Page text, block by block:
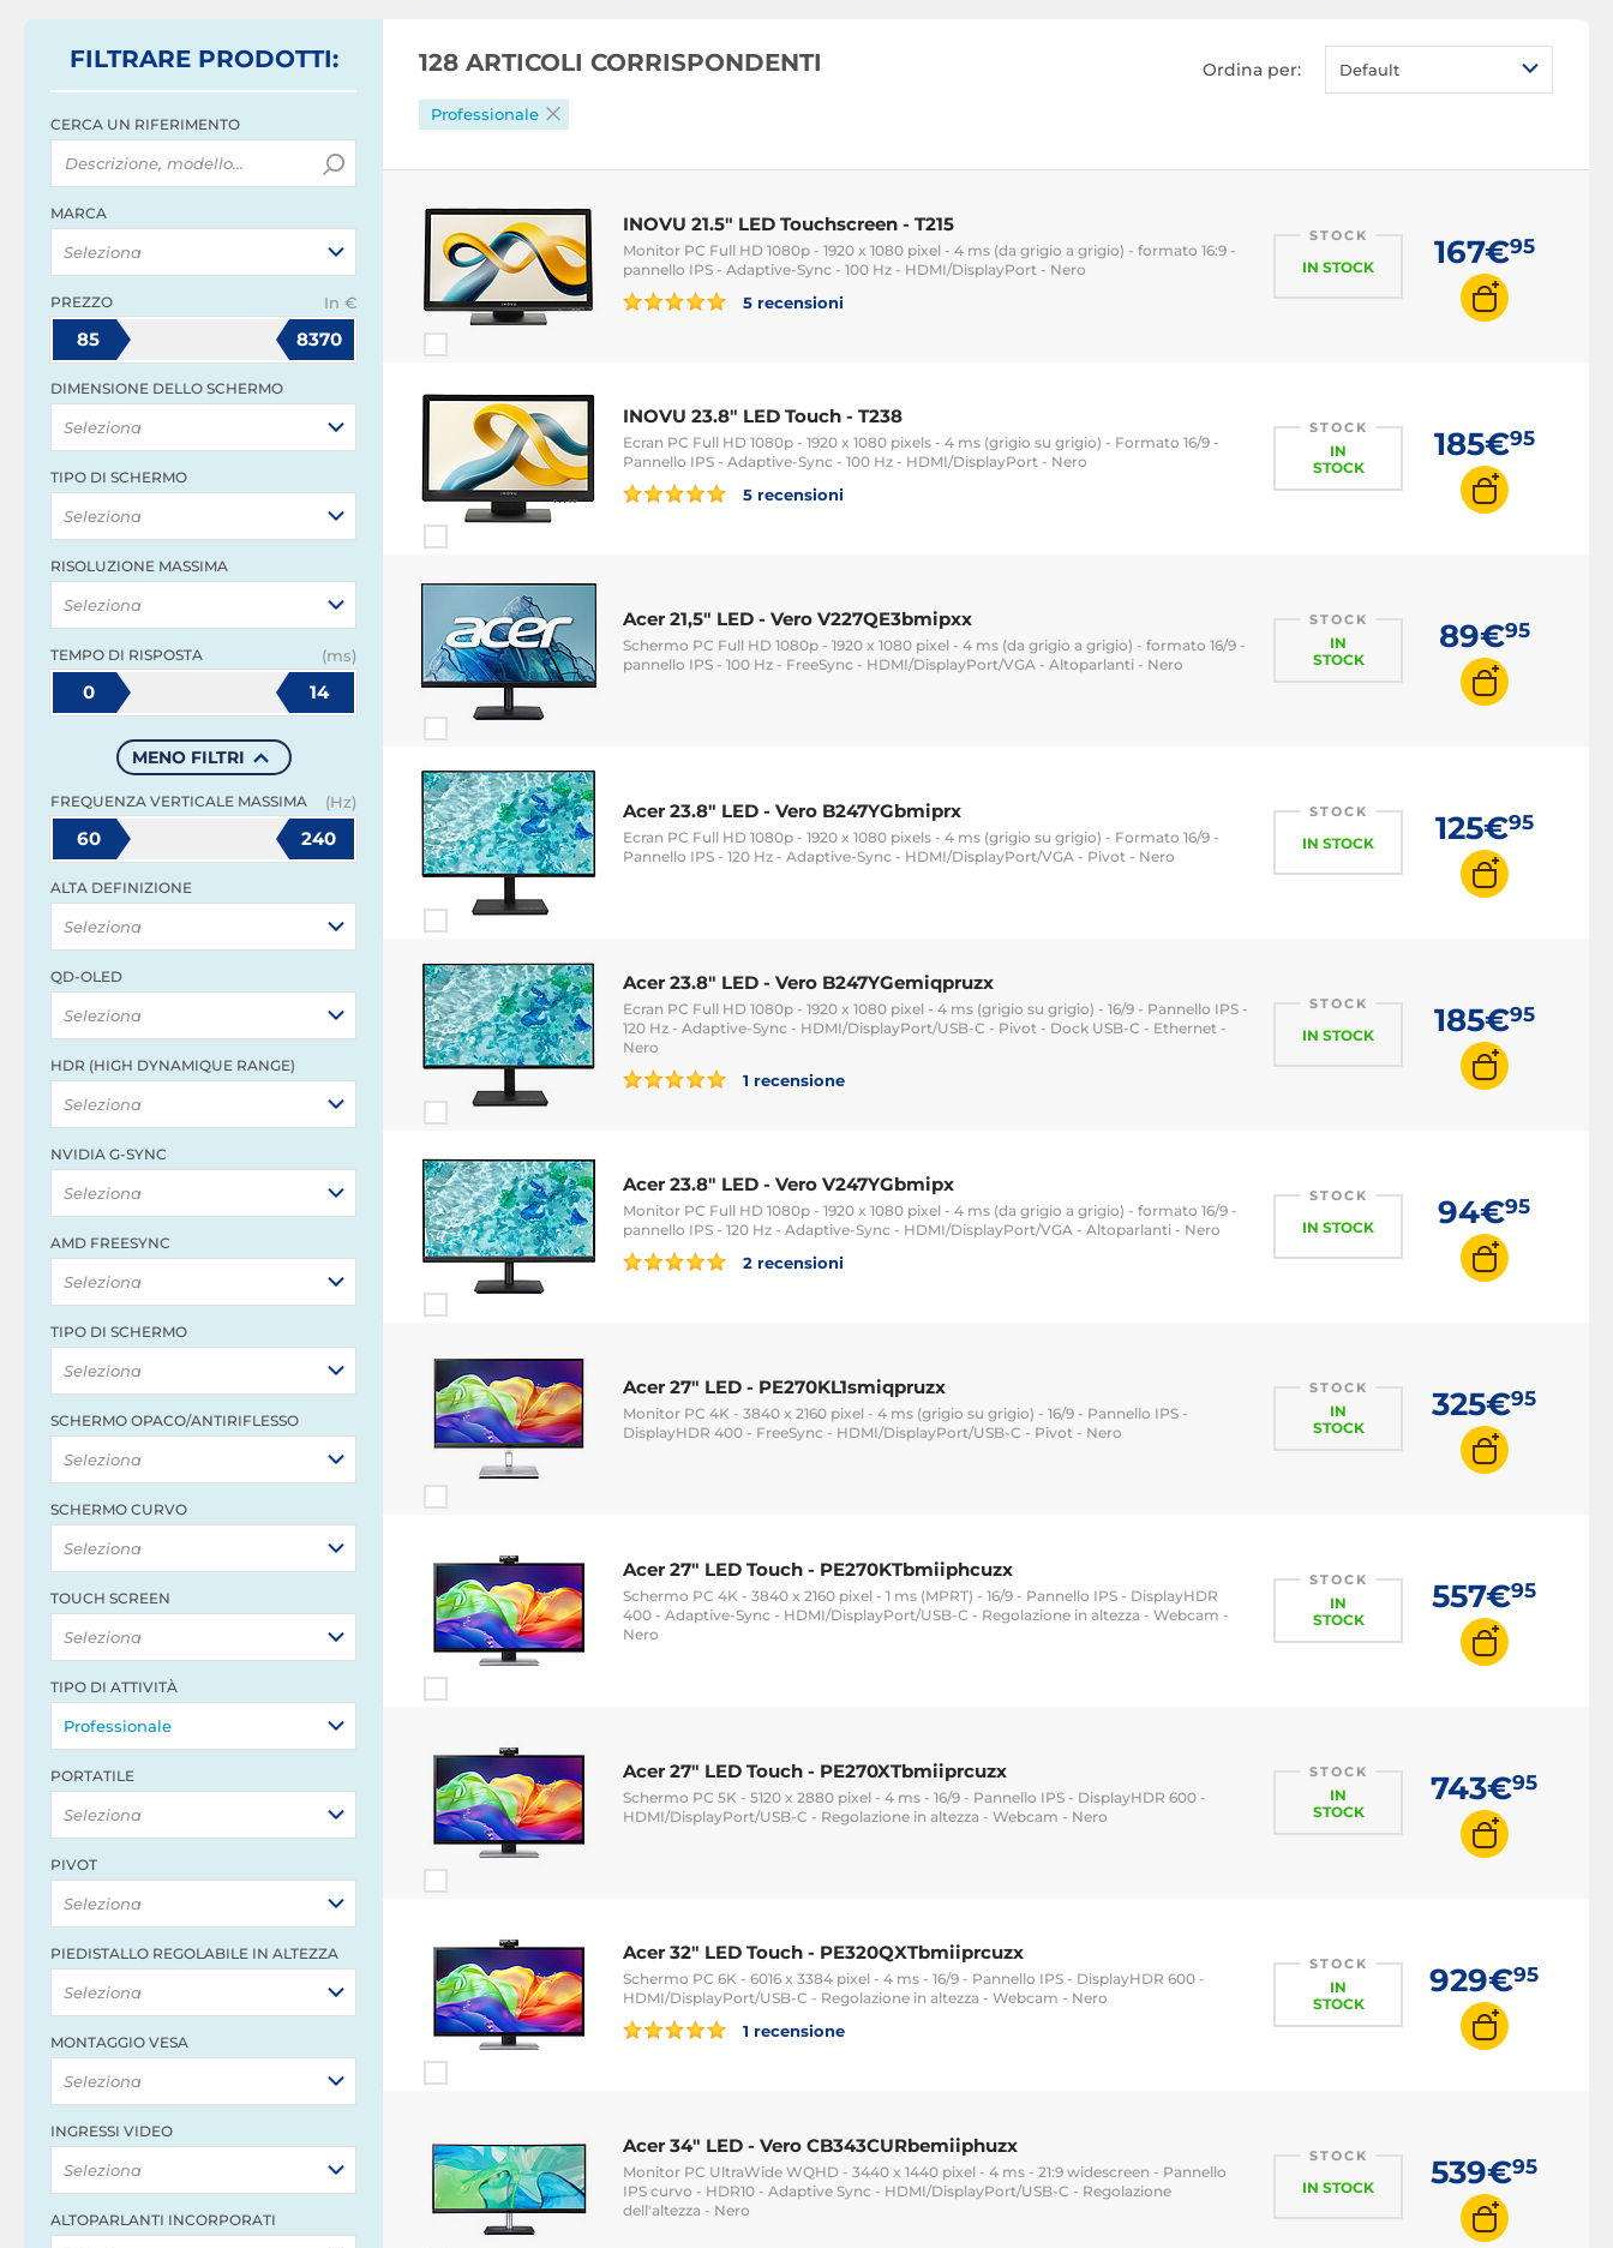
Monitor PC OLED
Monitor PC 22 pollici
Monitor PC 24 pollici
Monitor PC 27 pollici
Monitor PC 32:9
Monitor PC 100 Hz
Monitor PC 360 Hz
FILTRARE PRODOTTI:
CERCA UN RIFERIMENTO
MARCA
Seleziona
PREZZO In €
85 8370
DIMENSIONE DELLO SCHERMO
Seleziona
TIPO DI SCHERMO
Seleziona
RISOLUZIONE MASSIMA
Seleziona
TEMPO DI RISPOSTA (ms)
0 14
MENO FILTRI
FREQUENZA VERTICALE MASSIMA (Hz)
60 240
ALTA DEFINIZIONE
Seleziona
QD-OLED
Seleziona
HDR (HIGH DYNAMIQUE RANGE)
Seleziona
NVIDIA G-SYNC
Seleziona
AMD FREESYNC
Seleziona
TIPO DI SCHERMO
Seleziona
SCHERMO OPACO/ANTIRIFLESSO
Seleziona
SCHERMO CURVO
Seleziona
TOUCH SCREEN
Seleziona
TIPO DI ATTIVITÀ
Professionale
PORTATILE
Seleziona
PIVOT
Seleziona
PIEDISTALLO REGOLABILE IN ALTEZZA
Seleziona
MONTAGGIO VESA
Seleziona
INGRESSI VIDEO
Seleziona
ALTOPARLANTI INCORPORATI
128 ARTICOLI CORRISPONDENTI Ordina per: Default
Professionale
INOVU 21.5" LED Touchscreen - T215
Monitor PC Full HD 1080p - 1920 x 1080 pixel - 4 ms (da grigio a grigio) - formato 16:9 -
pannello IPS - Adaptive-Sync - 100 Hz - HDMI/DisplayPort - Nero
5 recensioni
STOCK
IN STOCK 167€95
INOVU 23.8" LED Touch - T238
Ecran PC Full HD 1080p - 1920 x 1080 pixels - 4 ms (grigio su grigio) - Formato 16/9 -
Pannello IPS - Adaptive-Sync - 100 Hz - HDMI/DisplayPort - Nero
5 recensioni
STOCK
IN
STOCK
185€95
Acer 21,5" LED - Vero V227QE3bmipxx
Schermo PC Full HD 1080p - 1920 x 1080 pixel - 4 ms (da grigio a grigio) - formato 16/9 -
pannello IPS - 100 Hz - FreeSync - HDMI/DisplayPort/VGA - Altoparlanti - Nero
STOCK
IN
STOCK
89€95
Acer 23.8" LED - Vero B247YGbmiprx
Ecran PC Full HD 1080p - 1920 x 1080 pixels - 4 ms (grigio su grigio) - Formato 16/9 -
Pannello IPS - 120 Hz - Adaptive-Sync - HDMI/DisplayPort/VGA - Pivot - Nero
STOCK
IN STOCK 125€95
Acer 23.8" LED - Vero B247YGemiqpruzx
Ecran PC Full HD 1080p - 1920 x 1080 pixel - 4 ms (grigio su grigio) - 16/9 - Pannello IPS -
120 Hz - Adaptive-Sync - HDMI/DisplayPort/USB-C - Pivot - Dock USB-C - Ethernet -
Nero
1 recensione
STOCK
IN STOCK 185€95
Acer 23.8" LED - Vero V247YGbmipx
Monitor PC Full HD 1080p - 1920 x 1080 pixel - 4 ms (da grigio a grigio) - formato 16/9 -
pannello IPS - 120 Hz - Adaptive-Sync - HDMI/DisplayPort/VGA - Altoparlanti - Nero
2 recensioni
STOCK
IN STOCK 94€95
Acer 27" LED - PE270KL1smiqpruzx
Monitor PC 4K - 3840 x 2160 pixel - 4 ms (grigio su grigio) - 16/9 - Pannello IPS -
DisplayHDR 400 - FreeSync - HDMI/DisplayPort/USB-C - Pivot - Nero
STOCK
IN
STOCK
325€95
Acer 27" LED Touch - PE270KTbmiiphcuzx
Schermo PC 4K - 3840 x 2160 pixel - 1 ms (MPRT) - 16/9 - Pannello IPS - DisplayHDR
400 - Adaptive-Sync - HDMI/DisplayPort/USB-C - Regolazione in altezza - Webcam -
Nero
STOCK
IN
STOCK
557€95
Acer 27" LED Touch - PE270XTbmiiprcuzx
Schermo PC 5K - 5120 x 2880 pixel - 4 ms - 16/9 - Pannello IPS - DisplayHDR 600 -
HDMI/DisplayPort/USB-C - Regolazione in altezza - Webcam - Nero
STOCK
IN
STOCK
743€95
Acer 32" LED Touch - PE320QXTbmiiprcuzx
Schermo PC 6K - 6016 x 3384 pixel - 4 ms - 16/9 - Pannello IPS - DisplayHDR 600 -
HDMI/DisplayPort/USB-C - Regolazione in altezza - Webcam - Nero
1 recensione
STOCK
IN
STOCK
929€95
Acer 34" LED - Vero CB343CURbemiiphuzx
Monitor PC UltraWide WQHD - 3440 x 1440 pixel - 4 ms - 21:9 widescreen - Pannello
IPS curvo - HDR10 - Adaptive Sync - HDMI/DisplayPort/USB-C - Regolazione
dell'altezza - Nero
STOCK
IN STOCK 539€95